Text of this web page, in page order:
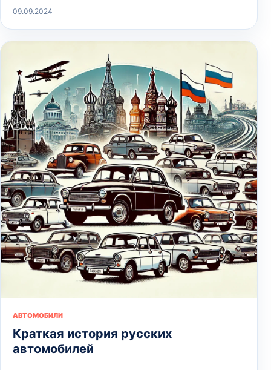
09.09.2024
АВТОМОБИЛИ
Краткая история русских
автомобилей